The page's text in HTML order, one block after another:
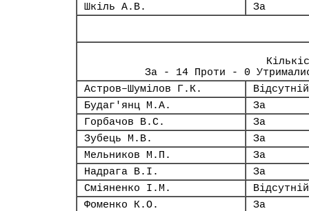
Шкіль А.В.
За
За - 14 Проти - 0
Астров–Шумілов Г.К.
Відсутній
Будаг'янц М.А.
За
Горбачов В.С.
За
Зубець М.В.
За
Мельников М.П.
За
Надрага В.І.
За
Сміяненко І.М.
Відсутній
Фоменко К.О.
За